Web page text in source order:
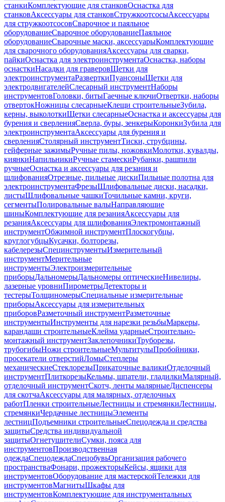
станкиКомплектующие для станковОснастка для
станковАксессуары для станковСтружкоотсосыАксессуары
для стружкоотсосовСварочное и паяльное
оборудованиеСварочное оборудованиеПаяльное
оборудованиеСварочные маски, аксессуарыКомплектующие
для сварочного оборудованияАксессуары для сварки,
пайкиОснастка для электроинструментаОснастка, наборы
оснасткиНасадки для граверовЩетки для
электроинструментаРазверткиПуансоныЩетки для
электродвигателейСлесарный инструментНаборы
инструментовГоловки, битыГаечные ключиОтвертки, наборы
отвертокНожницы слесарныеКлещи строительныеЗубила,
керны, выколоткиЩетки слесарныеОснастка и аксессуары для
бурения и сверленияСверла, буры, зенкерыКоронкиЗубила для
электроинструментаАксессуары для бурения и
сверленияСтолярный инструментТиски, струбцины,
гейферные зажимыРучные пилы, ножовкиМолотки, кувалды,
киянкиНапильникиРучные стамескиРубанки, рашпили
ручныеОснастка и аксессуары для резания и
шлифованияОтрезные, пильные дискиПильные полотна для
электроинструментаФрезыШлифовальные диски, насадки,
листыШлифовальные чашкиТочильные камни, круги,
сегментыПолировальные валыНаправляющие
шиныКомплектующие для резанияАксессуары для
резанияАксессуары для шлифованияЭлектромонтажный
инструментОбжимной инструментПлоскогубцы,
круглогубцыКусачки, болторезы,
кабелерезыСпецинструментыИзмерительный
инструментМерительные
инструментыЭлектроизмерительные
приборыДальномерыДальномеры оптическиеНивелиры,
лазерные уровниПирометрыДетекторы и
тестерыТолщиномерыСпециальные измерительные
приборыАксессуары для измерительных
приборовРазметочный инструментРазметочные
инструментыИнструменты для нарезки резьбыМаркеры,
карандаши строительныеКлейма ударныеСтроительно-
монтажный инструментЗаклепочникиТруборезы,
трубогибыНожи строительныеМультитулыПробойники,
просекатели отверстийЛомыСтеплеры
механическиеСтеклорезыПрикаточные валикиОтделочный
инструментПлиткорезыКельмы, шпатели, гладилкиМалярный,
отделочный инструментСкотч, ленты малярныеДиспенсеры
для скотчаАксессуары для малярных, отделочных
работПленки строительныеЛестницы и стремянкиЛестницы,
стремянкиЧердачные лестницыЭлементы
лестницПодъемники строительныеСпецодежда и средства
защитыСредства индивидуальной
защитыОгнетушителиСумки, пояса для
инструментовПроизводственная
одеждаСпецодеждаСпецобувьОрганизация рабочего
пространстваФонари, прожекторыКейсы, ящики для
инструментовОборудование для мастерскойТележки для
инструментовМагнитыШкафы для
инструментовКомплектующие для инструментальных